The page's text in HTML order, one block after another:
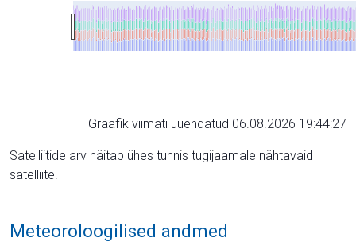
Graafik viimati uuendatud 06.08.2026 19:44:27
Satelliitide arv näitab ühes tunnis tugijaamale nähtavaid
satelliite.
Meteoroloogilised andmed